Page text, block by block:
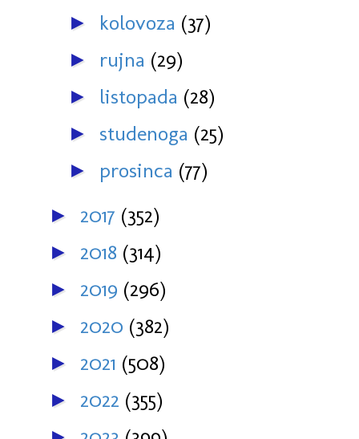
► kolovoza (37)
► rujna (29)
► listopada (28)
► studenoga (25)
► prosinca (77)
► 2017 (352)
► 2018 (314)
► 2019 (296)
► 2020 (382)
► 2021 (508)
► 2022 (355)